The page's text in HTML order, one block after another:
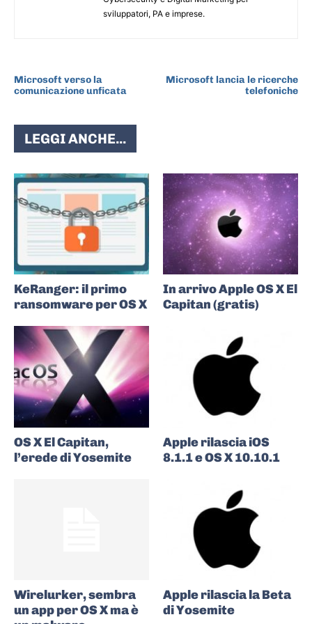
sviluppatori, PA e imprese.
Microsoft verso la
comunicazione unficata
Microsoft lancia le ricerche
telefoniche
LEGGI ANCHE...
KeRanger: il primo
ransomware per OS X
In arrivo Apple OS X El
Capitan (gratis)
OS X El Capitan,
l’erede di Yosemite
Apple rilascia iOS
8.1.1 e OS X 10.10.1
Wirelurker, sembra
un app per OS X ma è
Apple rilascia la Beta
di Yosemite